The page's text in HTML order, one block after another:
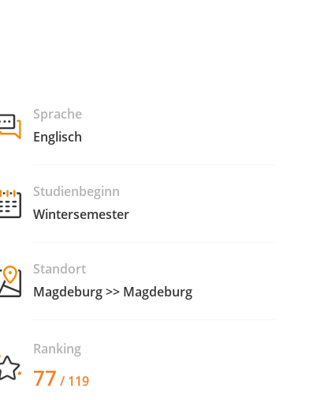
Sprache
Englisch
Studienbeginn
Wintersemester
Standort
Magdeburg >> Magdeburg
Ranking
77 / 119